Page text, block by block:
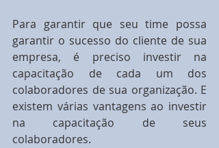
Para garantir que seu time possa
garantir o sucesso do cliente de sua
empresa, é preciso investir na
capacitação de cada um dos
colaboradores de sua organização. E
existem várias vantagens ao investir
na capacitação de seus
colaboradores.